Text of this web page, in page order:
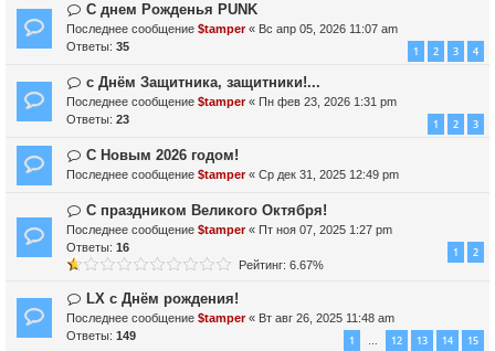
С днем Рожденья PUNK
Последнее сообщение $tamper« Вс апр 05, 2026 11:07 am
Ответы: 35 1 2 3 4
с Днём Защитника, защитники!...
Последнее сообщение $tamper« Пн фев 23, 2026 1:31 pm
Ответы: 23 1 2 3
С Новым 2026 годом!
Последнее сообщение $tamper« Ср дек 31, 2025 12:49 pm
С праздником Великого Октября!
Последнее сообщение $tamper« Пт ноя 07, 2025 1:27 pm
Ответы: 16 1 2
Рейтинг: 6.67%
LX с Днём рождения!
Последнее сообщение $tamper« Вт авг 26, 2025 11:48 am
Ответы: 149 1 … 12 13 14 15